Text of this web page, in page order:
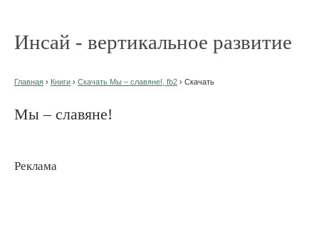
Инсай - вертикальное развитие
Главная › Книги › Скачать Мы – славяне!, fb2 › Скачать
Мы – славяне!
Реклама